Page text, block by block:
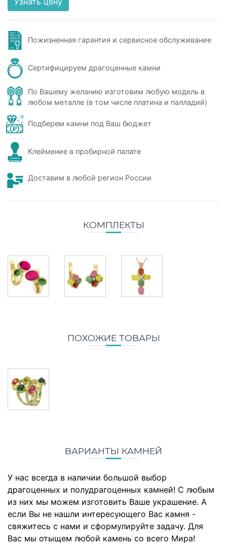
Пожизненная гарантия и сервисное обслуживание
Сертифицируем драгоценные камни
По Вашему желанию изготовим любую модель в
любом металле (в том числе платина и палладий)
Подберем камни под Ваш бюджет
Клеймение в пробирной палате
Доставим в любой регион России
КОМПЛЕКТЫ
ПОХОЖИЕ ТОВАРЫ
ВАРИАНТЫ КАМНЕЙ
У нас всегда в наличии большой выбор
драгоценных и полудрагоценных камней! С любым
из них мы можем изготовить Ваше украшение. А
если Вы не нашли интересующего Вас камня -
свяжитесь с нами и сформулируйте задачу. Для
Вас мы отыщем любой камень со всего Мира!